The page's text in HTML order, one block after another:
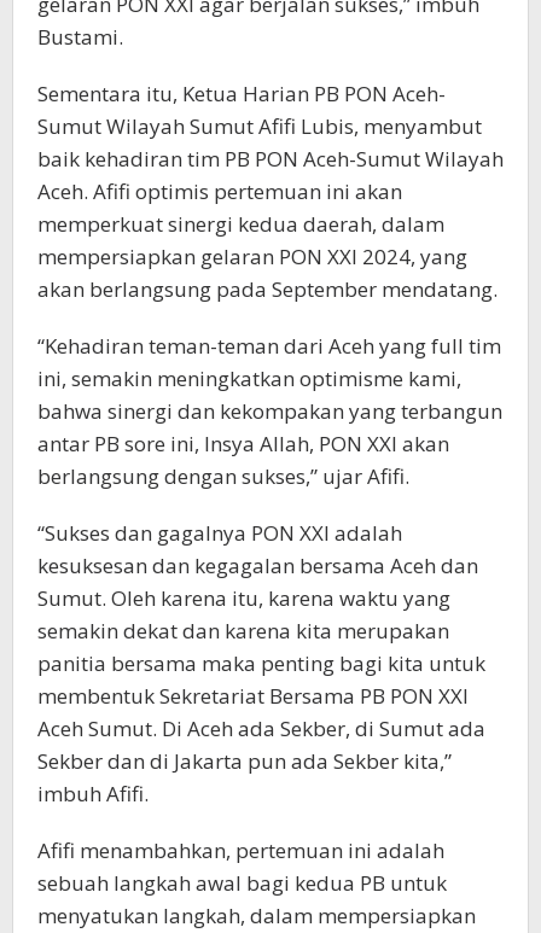
Bustami.
Sementara itu, Ketua Harian PB PON Aceh-
Sumut Wilayah Sumut Afifi Lubis, menyambut
baik kehadiran tim PB PON Aceh-Sumut Wilayah
Aceh. Afifi optimis pertemuan ini akan
memperkuat sinergi kedua daerah, dalam
mempersiapkan gelaran PON XXI 2024, yang
akan berlangsung pada September mendatang.
“Kehadiran teman-teman dari Aceh yang full tim
ini, semakin meningkatkan optimisme kami,
bahwa sinergi dan kekompakan yang terbangun
antar PB sore ini, Insya Allah, PON XXI akan
berlangsung dengan sukses,” ujar Afifi.
“Sukses dan gagalnya PON XXI adalah
kesuksesan dan kegagalan bersama Aceh dan
Sumut. Oleh karena itu, karena waktu yang
semakin dekat dan karena kita merupakan
panitia bersama maka penting bagi kita untuk
membentuk Sekretariat Bersama PB PON XXI
Aceh Sumut. Di Aceh ada Sekber, di Sumut ada
Sekber dan di Jakarta pun ada Sekber kita,”
imbuh Afifi.
Afifi menambahkan, pertemuan ini adalah
sebuah langkah awal bagi kedua PB untuk
menyatukan langkah, dalam mempersiapkan